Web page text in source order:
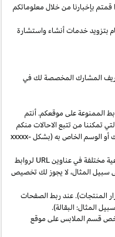
قمتم بإخبارنا من خلال معلوماتكم
بتزويد خدمات أنشاء واستشارة
المشارك المخصصة لك في
الممنوعة على موقعكم. أنتم
تمكننا من تتبع الاحالات منكم
الوسم الخاص به (بشكلxxxxx-
مختلفة في عناوينURL لروابط
سبيل المثال، لا يجوز لك تخصيص
المنتجات). عند ربط الصفحات
المثال: البقالة).
قسم الملابس على موقع